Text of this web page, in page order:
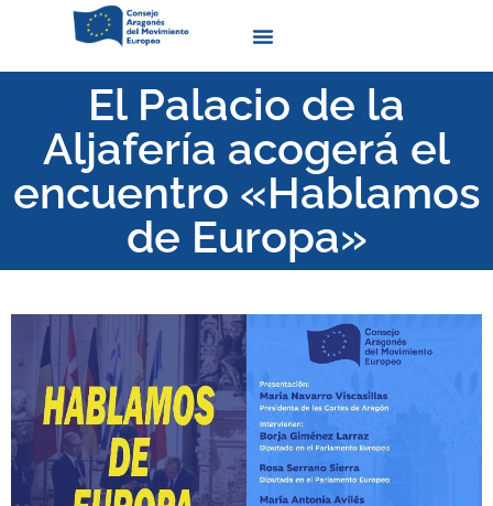
El Palacio de la
Aljafería acogerá el
encuentro «Hablamos
de Europa»